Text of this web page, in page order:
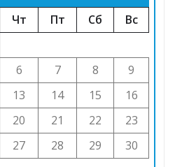
Чт Пт Сб
Вс
6 7 8
9
13 14 15
16
20 21 22
23
27 28 29
30